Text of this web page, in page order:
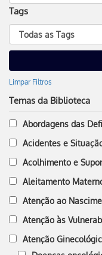
Tags
Limpar Filtros
Temas da Biblioteca
Abordagens das
Acidentes e
Acolhimento e
Aleitamento
Atenção ao
Atenção às
Atenção